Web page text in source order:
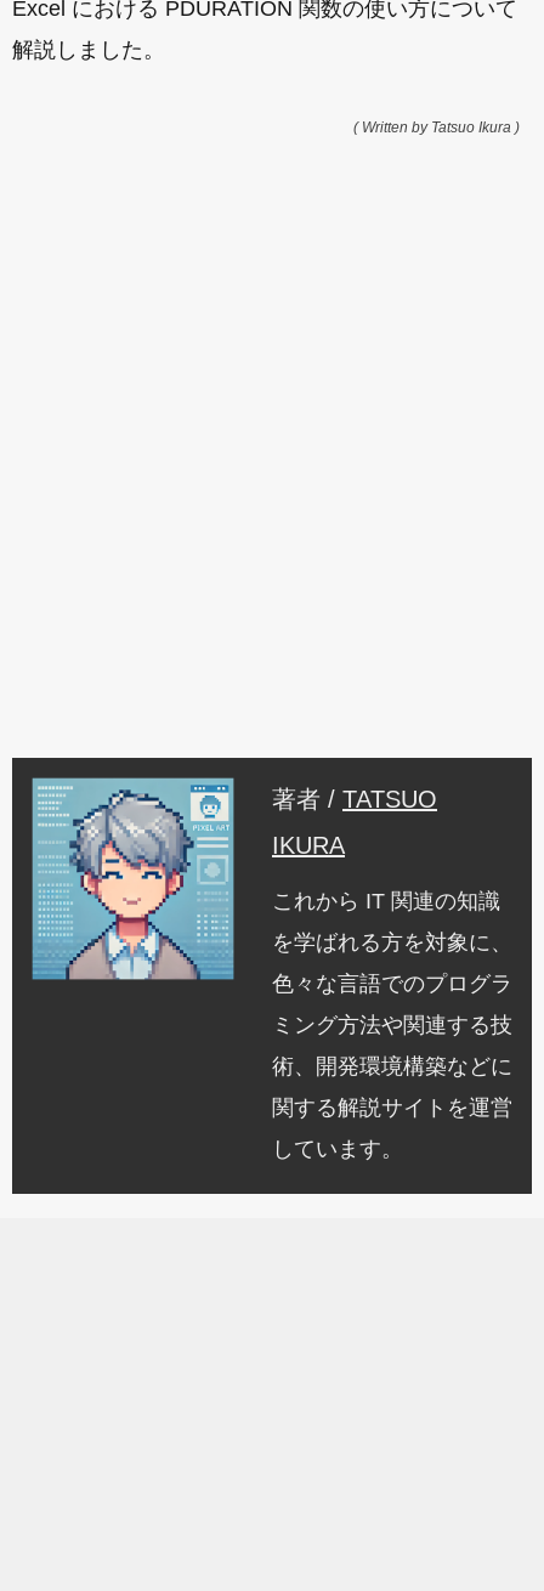
Excel における PDURATION 関数の使い方について
解説しました。
( Written by Tatsuo Ikura )
著者 / TATSUO
IKURA
これから IT 関連の知識
を学ばれる方を対象に、
色々な言語でのプログラ
ミング方法や関連する技
術、開発環境構築などに
関する解説サイトを運営
しています。